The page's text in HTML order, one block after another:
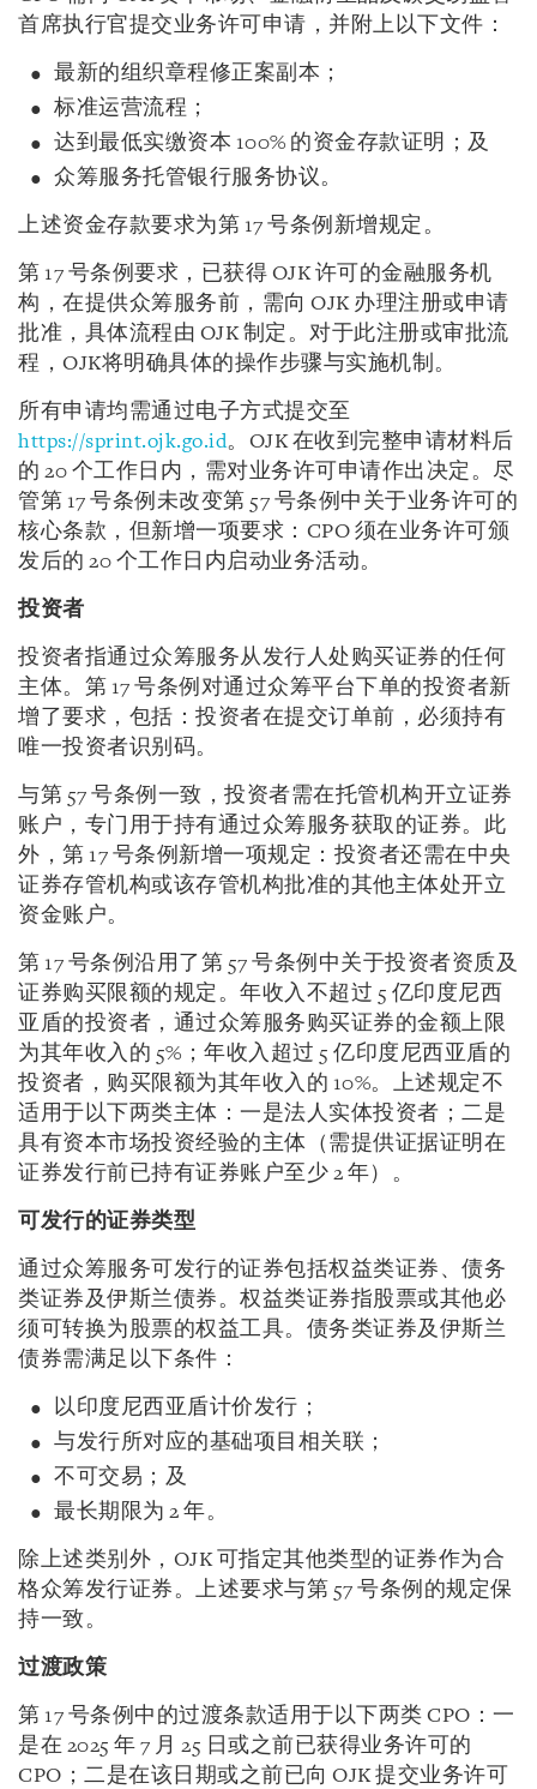
首席执行官提交业务许可申请，并附上以下文件：
最新的组织章程修正案副本；
标准运营流程；
达到最低实缴资本 100% 的资金存款证明；及
众筹服务托管银行服务协议。
上述资金存款要求为第 17 号条例新增规定。
第 17 号条例要求，已获得 OJK 许可的金融服务机
构，在提供众筹服务前，需向 OJK 办理注册或申请
批准，具体流程由 OJK 制定。对于此注册或审批流
程，OJK将明确具体的操作步骤与实施机制。
所有申请均需通过电子方式提交至
https://sprint.ojk.go.id。OJK 在收到完整申请材料后
的 20 个工作日内，需对业务许可申请作出决定。尽
管第 17 号条例未改变第 57 号条例中关于业务许可的
核心条款，但新增一项要求：CPO 须在业务许可颁
发后的 20 个工作日内启动业务活动。
投资者
投资者指通过众筹服务从发行人处购买证券的任何
主体。第 17 号条例对通过众筹平台下单的投资者新
增了要求，包括：投资者在提交订单前，必须持有
唯一投资者识别码。
与第 57 号条例一致，投资者需在托管机构开立证券
账户，专门用于持有通过众筹服务获取的证券。此
外，第 17 号条例新增一项规定：投资者还需在中央
证券存管机构或该存管机构批准的其他主体处开立
资金账户。
第 17 号条例沿用了第 57 号条例中关于投资者资质及
证券购买限额的规定。年收入不超过 5 亿印度尼西
亚盾的投资者，通过众筹服务购买证券的金额上限
为其年收入的 5%；年收入超过 5 亿印度尼西亚盾的
投资者，购买限额为其年收入的 10%。上述规定不
适用于以下两类主体：一是法人实体投资者；二是
具有资本市场投资经验的主体（需提供证据证明在
证券发行前已持有证券账户至少 2 年）。
可发行的证券类型
通过众筹服务可发行的证券包括权益类证券、债务
类证券及伊斯兰债券。权益类证券指股票或其他必
须可转换为股票的权益工具。债务类证券及伊斯兰
债券需满足以下条件：
以印度尼西亚盾计价发行；
与发行所对应的基础项目相关联；
不可交易；及
最长期限为 2 年。
除上述类别外，OJK 可指定其他类型的证券作为合
格众筹发行证券。上述要求与第 57 号条例的规定保
持一致。
过渡政策
第 17 号条例中的过渡条款适用于以下两类 CPO：一
是在 2025 年 7 月 25 日或之前已获得业务许可的
CPO；二是在该日期或之前已向 OJK 提交业务许可